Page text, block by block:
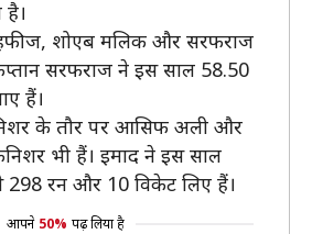
शोएब मलिक और सरफराज
सरफराज ने इस साल 58.50
हैं।
के तौर पर आसिफ अली और
भी हैं। इमाद ने इस साल
रन और 10 विकेट लिए हैं।
आपने 50% पढ़ लिया है